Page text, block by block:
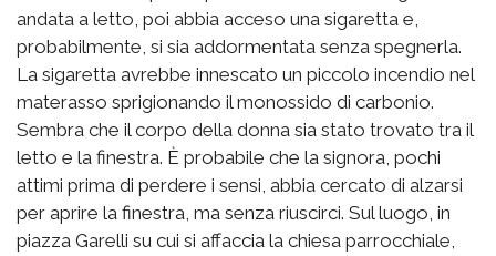
andata a letto, poi abbia acceso una sigaretta e,
probabilmente, si sia addormentata senza spegnerla.
La sigaretta avrebbe innescato un piccolo incendio nel
materasso sprigionando il monossido di carbonio.
Sembra che il corpo della donna sia stato trovato tra il
letto e la finestra. È probabile che la signora, pochi
attimi prima di perdere i sensi, abbia cercato di alzarsi
per aprire la finestra, ma senza riuscirci. Sul luogo, in
piazza Garelli su cui si affaccia la chiesa parrocchiale,